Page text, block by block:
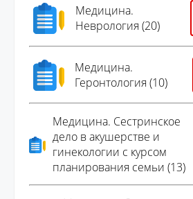
Медицина.
Неврология (20)
Медицина.
Геронтология (10)
Медицина. Сестринское
дело в акушерстве и
гинекологии с курсом
планирования семьи (13)